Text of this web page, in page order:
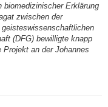
biomedizinischer Erklärung
zwischen der
(DFG) bewilligte knapp
an der Johannes